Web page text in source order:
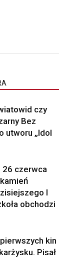
czy
Bez
utworu „Idol
26 czerwca
I
obchodzi
kin
Pisał